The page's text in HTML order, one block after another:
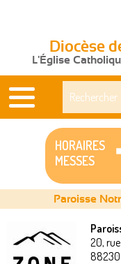
Diocèse
L'Église
HORAIRES
MESSES
Vous
Paroisse
20,
88230